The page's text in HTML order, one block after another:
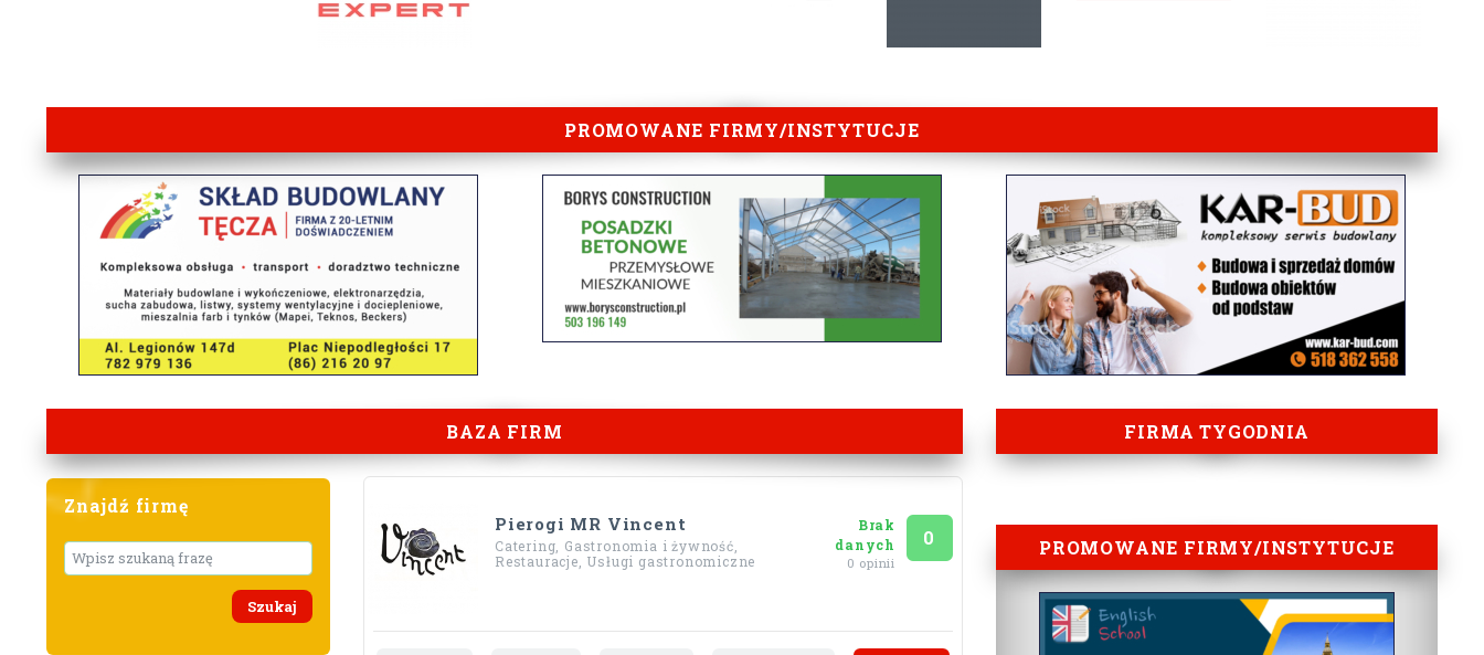
PROMOWANE FIRMY/INSTYTUCJE
BAZA FIRM
Znajdź firmę
Wyszukaj
Pierogi MR Vincent
Catering, Gastronomia i żywność,
Restauracje, Usługi gastronomiczne
Brak
danych
0 opinii
Ocena
0
FIRMA TYGODNIA
PROMOWANE FIRMY/INSTYTUCJE